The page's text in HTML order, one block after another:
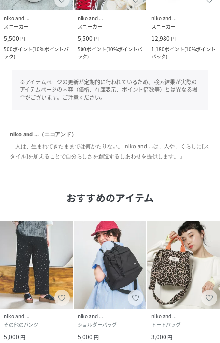
niko and ...
スニーカー
5,500 円
500ポイント(10%ポイントバ
ック)
niko and ...
スニーカー
5,500 円
500ポイント(10%ポイントバ
ック)
niko and ...
スニーカー
12,980 円
1,180ポイント(10%ポイント
バック)
※アイテムページの更新が定期的に行われているため、検索結果が実際の
アイテムページの内容（価格、在庫表示、ポイント倍数等）とは異なる場
合がございます。ご注意ください。
niko and ...（ニコアンド）
「人は、生まれてきたままでは何かたりない。 niko and ...は、人や、くらしに[ス
タイル]を加えることで自分らしさを創造するしあわせを提供します。」
おすすめのアイテム
niko and ...
その他のパンツ
5,000 円
niko and ...
ショルダーバッグ
5,000 円
niko and ...
トートバッグ
3,000 円